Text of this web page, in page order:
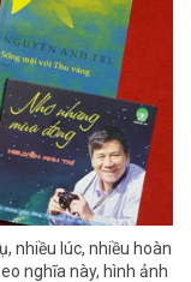
nhiều lúc, nhiều hoàn
nghĩa này, hình ảnh